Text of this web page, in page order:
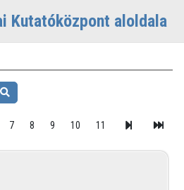
Kutatóközpont aloldala
7 8 9 10 11